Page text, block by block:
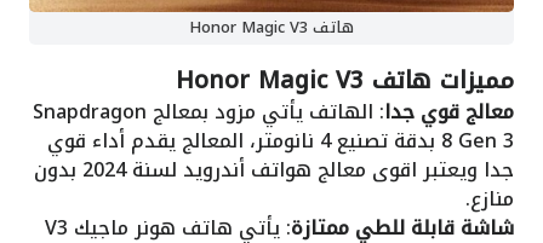
هاتف Honor Magic V3
مميزات هاتف Honor Magic V3
معالج قوي جدا : الهاتف يأتي مزود بمعالج Snapdragon
8 Gen 3 بدقة تصنيع 4 نانومتر، المعالج يقدم أداء قوي
جدا ويعتبر اقوى معالج هواتف أندرويد لسنة 2024 بدون
منازع.
شاشة قابلة للطي ممتازة : يأتي هاتف هونر ماجيك V3